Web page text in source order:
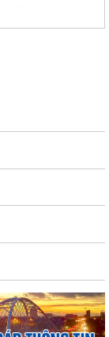
KẾT TẠI TỔ DÂN
HỘI NGHỊ LẦN
có công và gia
DỮ LIỆU ĐẤT ĐAI